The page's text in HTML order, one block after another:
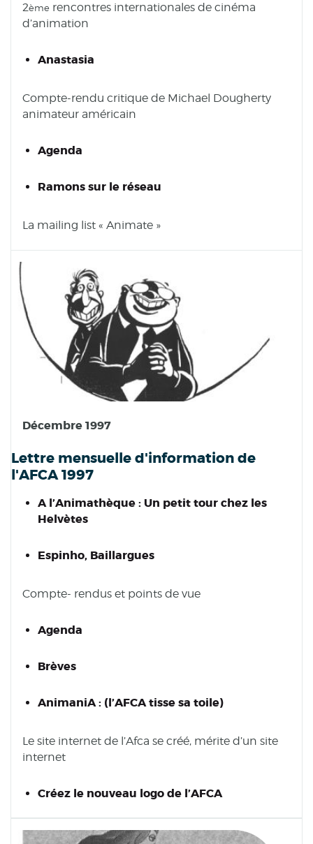
2ème rencontres internationales de cinéma
d’animation
Anastasia
Compte-rendu critique de Michael Dougherty
animateur américain
Agenda
Ramons sur le réseau
La mailing list « Animate »
Décembre 1997
Lettre mensuelle d'information de
l'AFCA 1997
A l’Animathèque : Un petit tour chez les
Helvètes
Espinho, Baillargues
Compte- rendus et points de vue
Agenda
Brèves
AnimaniA : (l’AFCA tisse sa toile)
Le site internet de l’Afca se créé, mérite d’un site
internet
Créez le nouveau logo de l’AFCA